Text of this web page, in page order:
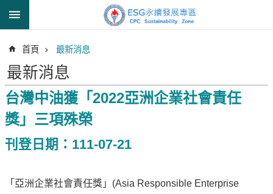
跳到主要內容區塊
階
搜
尋
明
油
首頁 最新消息
最新消息
台灣中油獲「2022亞洲企業社會責任
獎」三項殊榮
刊登日期：111-07-21
「亞洲企業社會責任獎」(Asia Responsible Enterprise